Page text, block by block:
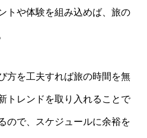
トや体験を組み込めば、旅の
方を工夫すれば旅の時間を無
トレンドを取り入れることで
ので、スケジュールに余裕を